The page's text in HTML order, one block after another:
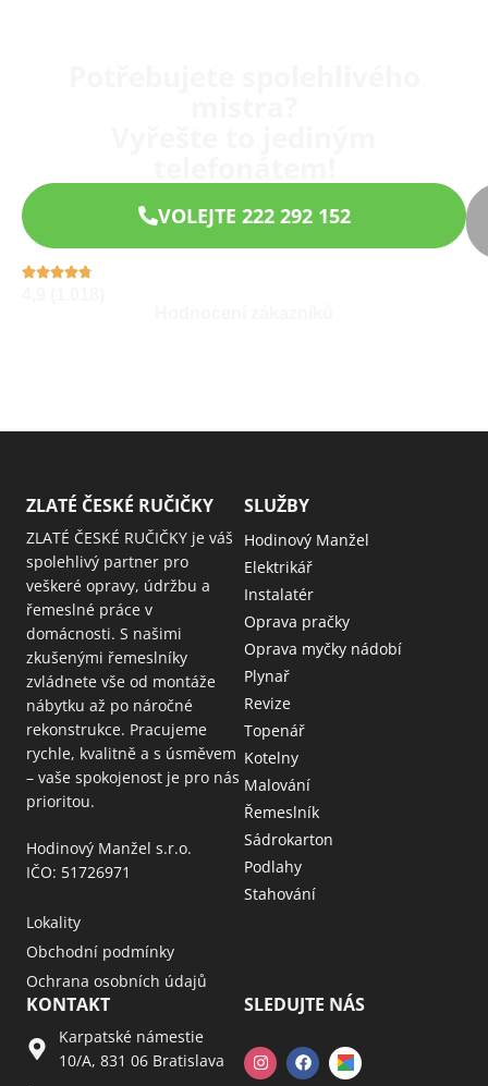
VOLEJTE 222 292 152
ZLATÉ ČESKÉ RUČIČKY
ZLATÉ ČESKÉ RUČIČKY je váš
spolehlivý partner pro
veškeré opravy, údržbu a
řemeslné práce v
domácnosti. S našimi
zkušenými řemeslníky
zvládnete vše od montáže
nábytku až po náročné
rekonstrukce. Pracujeme
rychle, kvalitně a s úsměvem
– vaše spokojenost je pro nás
prioritou.
Hodinový Manžel s.r.o.
IČO: 51726971
Lokality
Obchodní podmínky
Ochrana osobních údajů
SLUŽBY
Hodinový Manžel
Elektrikář
Instalatér
Oprava pračky
Oprava myčky nádobí
Plynař
Revize
Topenář
Kotelny
Malování
Řemeslník
Sádrokarton
Podlahy
Stahování
KONTAKT
Karpatské námestie
10/A, 831 06 Bratislava
SLEDUJTE NÁS